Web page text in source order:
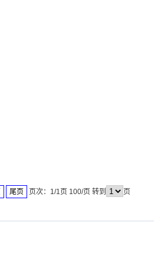
尾页 页次：1/1页 100/页 转到 页